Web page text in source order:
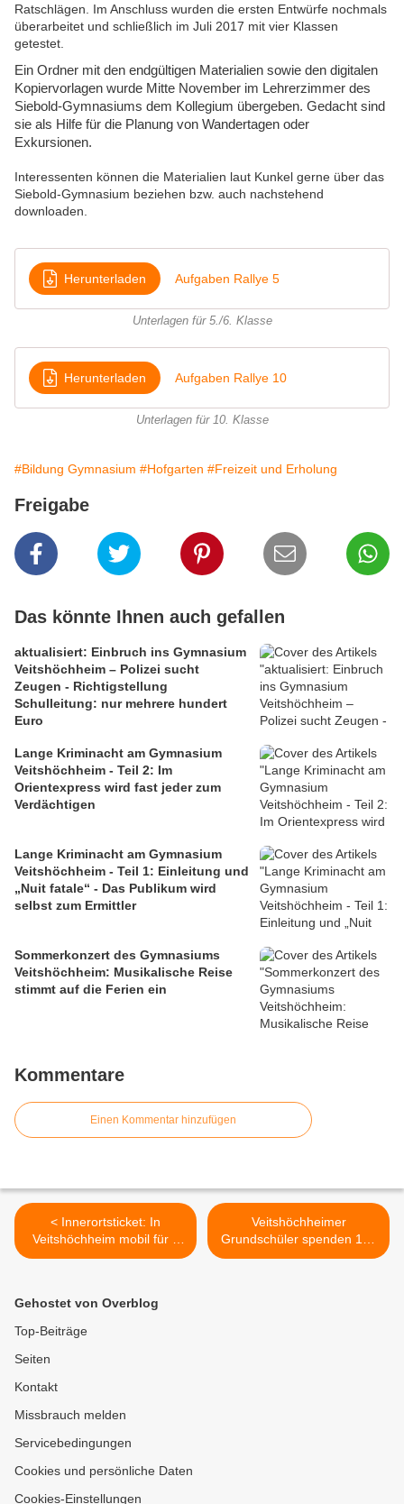
Ratschlägen. Im Anschluss wurden die ersten Entwürfe nochmals
überarbeitet und schließlich im Juli 2017 mit vier Klassen
getestet.
Ein Ordner mit den endgültigen Materialien sowie den digitalen
Kopiervorlagen wurde Mitte November im Lehrerzimmer des
Siebold-Gymnasiums dem Kollegium übergeben. Gedacht sind
sie als Hilfe für die Planung von Wandertagen oder
Exkursionen.
Interessenten können die Materialien laut Kunkel gerne über das
Siebold-Gymnasium beziehen bzw. auch nachstehend
downloaden.
Herunterladen Aufgaben Rallye 5
Unterlagen für 5./6. Klasse
Herunterladen Aufgaben Rallye 10
Unterlagen für 10. Klasse
#Bildung Gymnasium #Hofgarten #Freizeit und Erholung
Freigabe
Das könnte Ihnen auch gefallen
aktualisiert: Einbruch ins Gymnasium
Veitshöchheim – Polizei sucht
Zeugen - Richtigstellung
Schulleitung: nur mehrere hundert
Euro
Lange Kriminacht am Gymnasium
Veitshöchheim - Teil 2: Im
Orientexpress wird fast jeder zum
Verdächtigen
Lange Kriminacht am Gymnasium
Veitshöchheim - Teil 1: Einleitung und
„Nuit fatale“ - Das Publikum wird
selbst zum Ermittler
Sommerkonzert des Gymnasiums
Veitshöchheim: Musikalische Reise
stimmt auf die Ferien ein
Kommentare
Einen Kommentar hinzufügen
< Innerortsticket: In
Veitshöchheim mobil für 1
Euro
Veitshöchheimer
Grundschüler spenden 138
Päckchen für Aktion
Gehostet von Overblog
Top-Beiträge
Seiten
Kontakt
Missbrauch melden
Servicebedingungen
Cookies und persönliche Daten
Cookies-Einstellungen